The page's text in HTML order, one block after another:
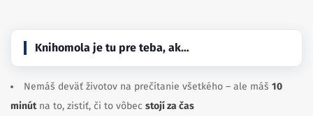
Knihomola je tu pre teba, ak…
Nemáš deväť životov na prečítanie všetkého – ale máš 10
minútna to, zistiť, či to vôbec stojí za čas